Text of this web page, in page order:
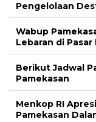
Pengelolaan
Wabup
Lebaran di
Berikut Jadwal
Pamekasan
Menkop RI
Pamekasan